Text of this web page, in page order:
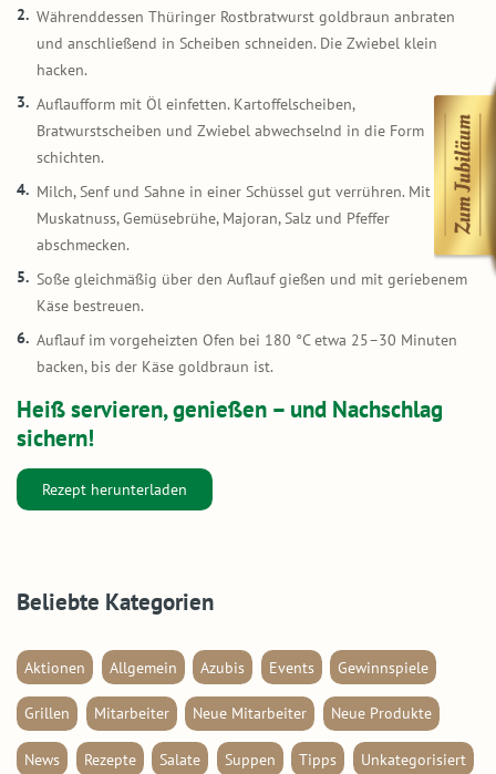
Währenddessen Thüringer Rostbratwurst goldbraun anbraten
und anschließend in Scheiben schneiden. Die Zwiebel klein
hacken.
Auflaufform mit Öl einfetten. Kartoffelscheiben,
Bratwurstscheiben und Zwiebel abwechselnd in die Form
schichten.
Milch, Senf und Sahne in einer Schüssel gut verrühren. Mit
Muskatnuss, Gemüsebrühe, Majoran, Salz und Pfeffer
abschmecken.
Soße gleichmäßig über den Auflauf gießen und mit geriebenem
Käse bestreuen.
Auflauf im vorgeheizten Ofen bei 180 °C etwa 25–30 Minuten
backen, bis der Käse goldbraun ist.
Heiß servieren, genießen – und Nachschlag
sichern!
Rezept herunterladen
Beliebte Kategorien
Aktionen Allgemein Azubis Events Gewinnspiele
Grillen Mitarbeiter Neue Mitarbeiter Neue Produkte
News Rezepte Salate Suppen Tipps Unkategorisiert